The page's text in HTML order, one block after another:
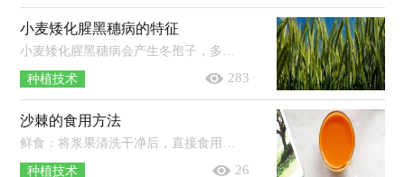
小麦矮化腥黑穗病的特征
种植技术 283
沙棘的食用方法
种植技术 26